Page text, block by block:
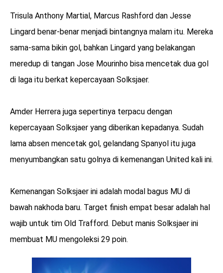
Trisula Anthony Martial, Marcus Rashford dan Jesse
Lingard benar-benar menjadi bintangnya malam itu. Mereka
sama-sama bikin gol, bahkan Lingard yang belakangan
meredup di tangan Jose Mourinho bisa mencetak dua gol
di laga itu berkat kepercayaan Solksjaer.
Amder Herrera juga sepertinya terpacu dengan
kepercayaan Solksjaer yang diberikan kepadanya. Sudah
lama absen mencetak gol, gelandang Spanyol itu juga
menyumbangkan satu golnya di kemenangan United kali ini.
Kemenangan Solksjaer ini adalah modal bagus MU di
bawah nakhoda baru. Target finish empat besar adalah hal
wajib untuk tim Old Trafford. Debut manis Solksjaer ini
membuat MU mengoleksi 29 poin.